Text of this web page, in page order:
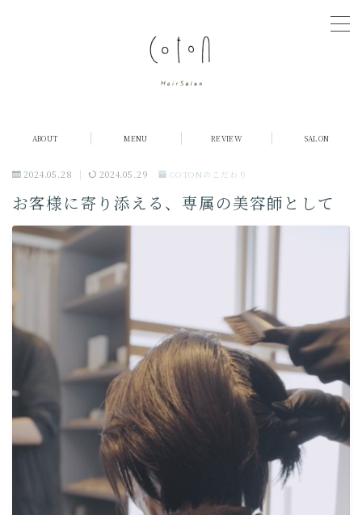
メニュー・料金
お客様の声
採用情報
COTON Journal
取り扱い製品について
ABOUT MENU REVIEW SALON
2024.05.28 2024.05.29 COTONのこだわり
お客様に寄り添える、専属の美容師として